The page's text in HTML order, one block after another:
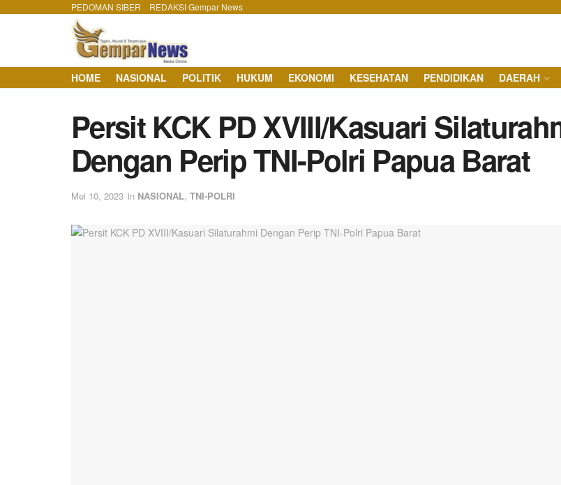
PEDOMAN SIBER REDAKSI Gempar News
HOME NASIONAL POLITIK HUKUM EKONOMI KESEHATAN PENDIDIKAN DAERAH
Persit KCK PD XVIII/Kasuari
Dengan Perip TNI-Polri Papua Barat
Mei 10, 2023 in NASIONAL, TNI-POLRI